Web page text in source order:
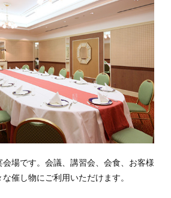
会場です。会議、講習会、会食、お客様
催し物にご利用いただけます。